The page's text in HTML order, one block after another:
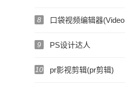
8
口袋视频编辑器(Video
9 PS设计达人
10 pr影视剪辑(pr剪辑)